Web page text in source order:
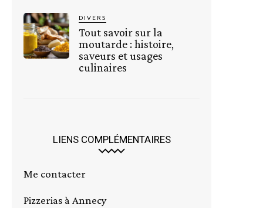
DIVERS
Tout savoir sur la
moutarde : histoire,
saveurs et usages
culinaires
LIENS COMPLÉMENTAIRES
Me contacter
Pizzerias à Annecy